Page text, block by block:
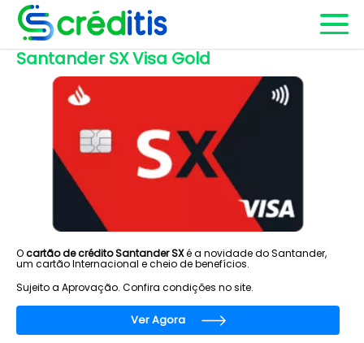
Santander SX Visa Gold
Ocartão de crédito Santander SXé a novidade do Santander,
um cartão Internacional e cheio de benefícios.
Sujeito a Aprovação. Confira condições no site.
Ver Agora